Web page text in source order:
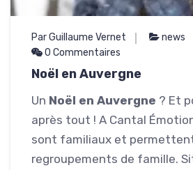
Par Guillaume Vernet
news
0 Commentaires
Noël en Auvergne
Un Noël en Auvergne ? Et
après tout ! A Cantal
sont familiaux et
regroupements de famille.